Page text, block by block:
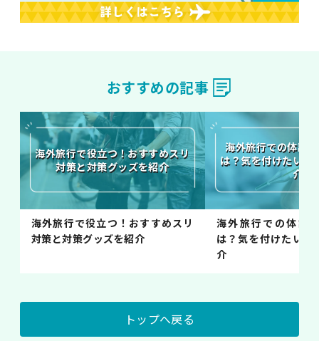
おすすめの記事
海外旅行で役立つ！おすすめスリ
対策と対策グッズを紹介
海外旅行で役立つ！おすすめスリ
対策と対策グッズを紹介
海外旅行での体調
は？気を付けたいポ
介
海外旅行での体調
は？気を付けたいポ
介
トップへ戻る